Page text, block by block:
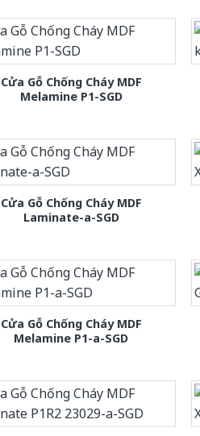
Cửa Gỗ Chống Cháy MDF
Melamine P1-SGD
Cửa Gỗ Chống Cháy MDF
Laminate-a-SGD
Cửa Gỗ Chống Cháy MDF
Melamine P1-a-SGD